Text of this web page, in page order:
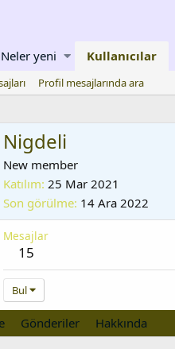
Neler yeni Kullanıcılar
Profil mesajlarında ara
Nigdeli
New member
Katılım 25 Mar 2021
Son görülme 14 Ara 2022
Mesajlar
15
Bul
Gönderiler Hakkında